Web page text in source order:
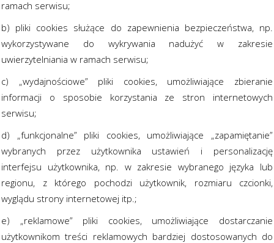
ramach serwisu;
b) pliki cookies służące do zapewnienia bezpieczeństwa, np.
wykorzystywane do wykrywania nadużyć w zakresie
uwierzytelniania w ramach serwisu;
c) „wydajnościowe” pliki cookies, umożliwiające zbieranie
informacji o sposobie korzystania ze stron internetowych
serwisu;
d) „funkcjonalne” pliki cookies, umożliwiające „zapamiętanie”
wybranych przez użytkownika ustawień i personalizację
interfejsu użytkownika, np. w zakresie wybranego języka lub
regionu, z którego pochodzi użytkownik, rozmiaru czcionki,
wyglądu strony internetowej itp.;
e) „reklamowe” pliki cookies, umożliwiające dostarczanie
użytkownikom treści reklamowych bardziej dostosowanych do